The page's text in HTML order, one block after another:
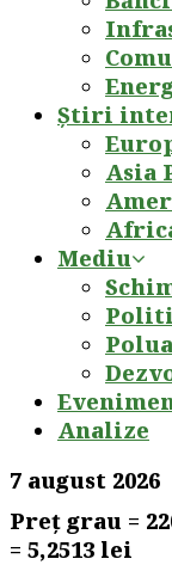
Știri
Asia
Mediu
Analize
7 august 2026
Preț grau =
= 5,2513 lei